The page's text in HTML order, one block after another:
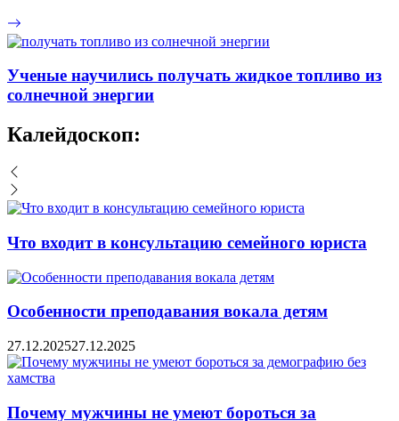
Ученые научились получать жидкое топливо из
солнечной энергии
Калейдоскоп:
Что входит в консультацию семейного юриста
Особенности преподавания вокала детям
27.12.202527.12.2025
Почему мужчины не умеют бороться за